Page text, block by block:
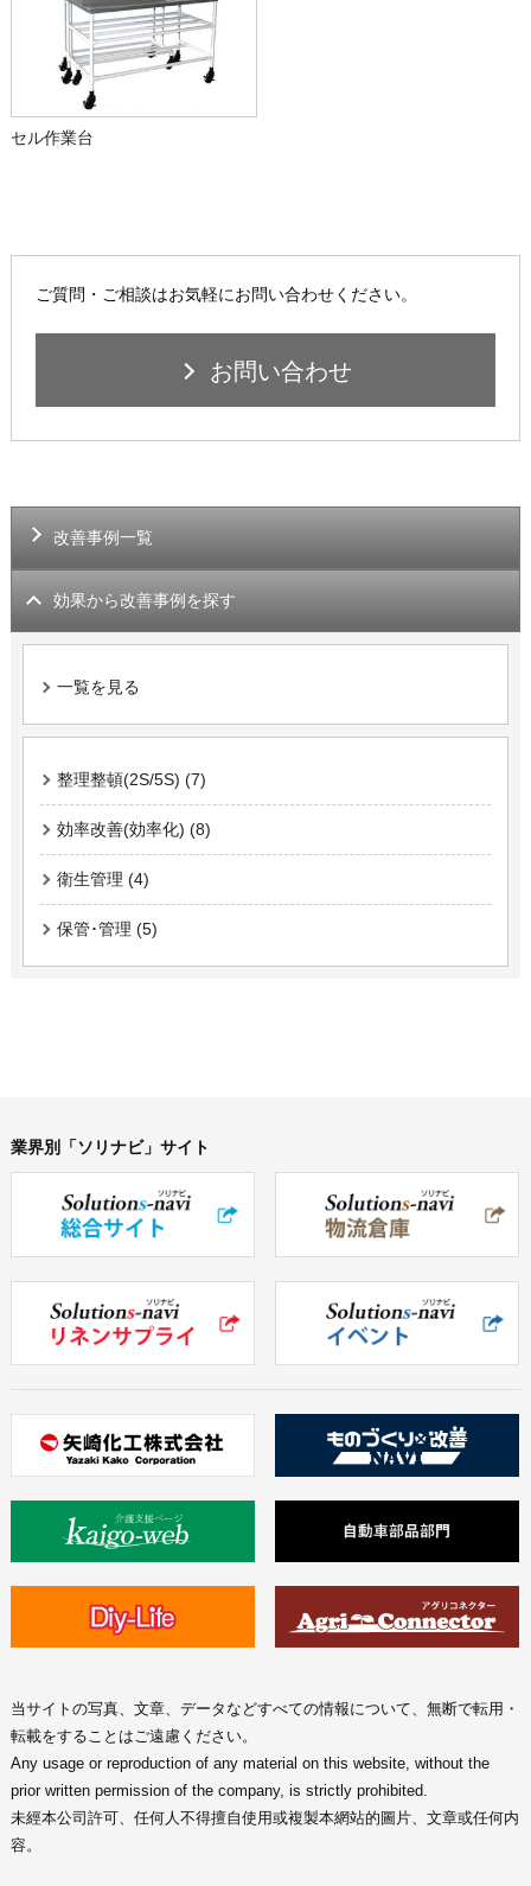
セル作業台
ご質問・ご相談はお気軽にお問い合わせください。
お問い合わせ
改善事例一覧
効果から改善事例を探す
一覧を見る
整理整頓(2S/5S) (7)
効率改善(効率化) (8)
衛生管理 (4)
保管･管理 (5)
業界別「ソリナビ」サイト
当サイトの写真、文章、データなどすべての情報について、無断で転用・
転載をすることはご遠慮ください。
Any usage or reproduction of any material on this website, without the
prior written permission of the company, is strictly prohibited.
未經本公司許可、任何人不得擅自使用或複製本網站的圖片、文章或任何内
容。